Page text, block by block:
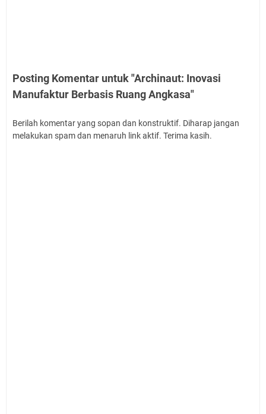
Posting Komentar untuk "Archinaut: Inovasi
Manufaktur Berbasis Ruang Angkasa"
Berilah komentar yang sopan dan konstruktif. Diharap jangan
melakukan spam dan menaruh link aktif. Terima kasih.